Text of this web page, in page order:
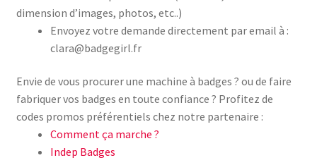
dimension d’images, photos, etc..)
Envoyez votre demande directement par email à :
clara@badgegirl.fr
Envie de vous procurer une machine à badges ? ou de faire
fabriquer vos badges en toute confiance ? Profitez de
codes promos préférentiels chez notre partenaire :
Comment ça marche ?
Indep Badges